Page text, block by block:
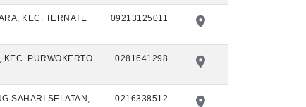
KEC. TERNATE
09213125011
KEC. PURWOKERTO
0281641298
SAHARI SELATAN,
0216338512